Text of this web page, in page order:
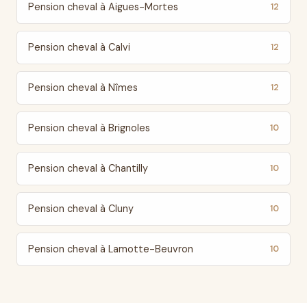
Pension cheval à Aigues-Mortes 12
Pension cheval à Calvi 12
Pension cheval à Nîmes 12
Pension cheval à Brignoles 10
Pension cheval à Chantilly 10
Pension cheval à Cluny 10
Pension cheval à Lamotte-Beuvron 10